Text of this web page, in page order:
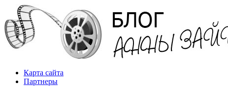
Карта сайта
Партнеры